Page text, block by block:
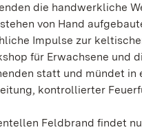
die handwerkliche
von Hand
Impulse zur
für Erwachsene und
statt und mündet in
kontrollierter
Feldbrand findet